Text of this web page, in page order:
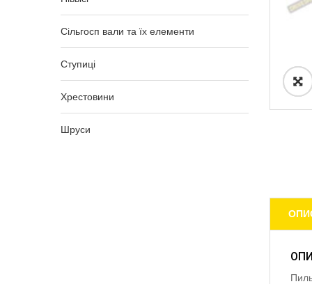
Сільгосп вали та їх елементи
Ступиці
Хрестовини
Шруси